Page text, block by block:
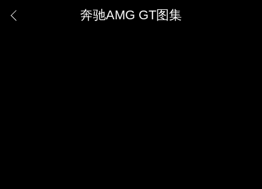
奔驰AMG GT图集